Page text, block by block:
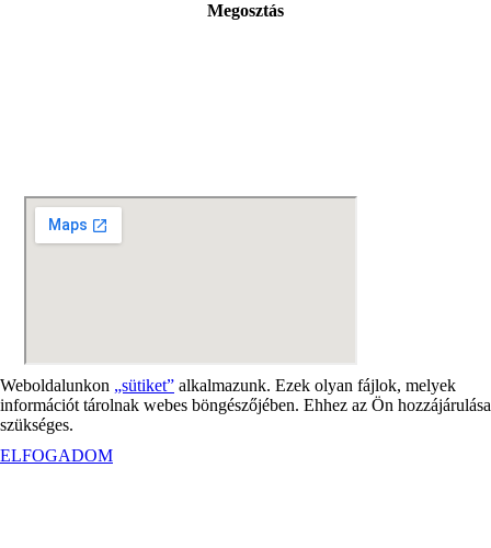
Megosztás
Weboldalunkon „sütiket” alkalmazunk. Ezek olyan fájlok, melyek
információt tárolnak webes böngészőjében. Ehhez az Ön hozzájárulása
szükséges.
ELFOGADOM